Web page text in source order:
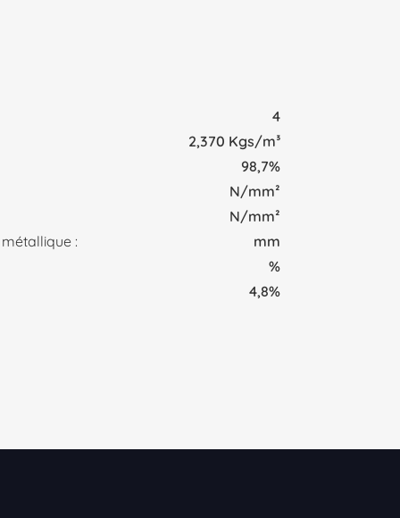
4
2,370 Kgs/m³
98,7%
N/mm²
N/mm²
:
mm
%
4,8%